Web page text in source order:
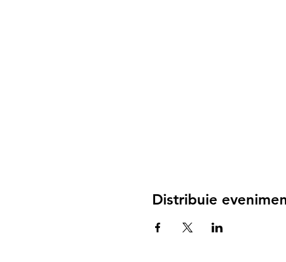
Distribuie